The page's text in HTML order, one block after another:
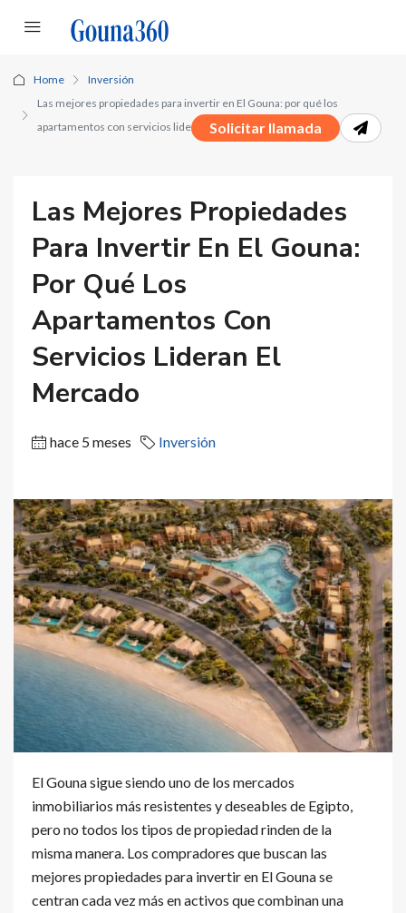
Home
Inversión
Las mejores propiedades para invertir en El Gouna: por qué los
apartamentos con servicios lideran el mercadoSolicitar llamada
Las Mejores Propiedades
Para Invertir En El Gouna:
Por Qué Los
Apartamentos Con
Servicios Lideran El
Mercado
hace 5 meses Inversión
El Gouna sigue siendo uno de los mercados
inmobiliarios más resistentes y deseables de Egipto,
pero no todos los tipos de propiedad rinden de la
misma manera. Los compradores que buscan las
mejores propiedades para invertir en El Gouna se
centran cada vez más en activos que combinan una